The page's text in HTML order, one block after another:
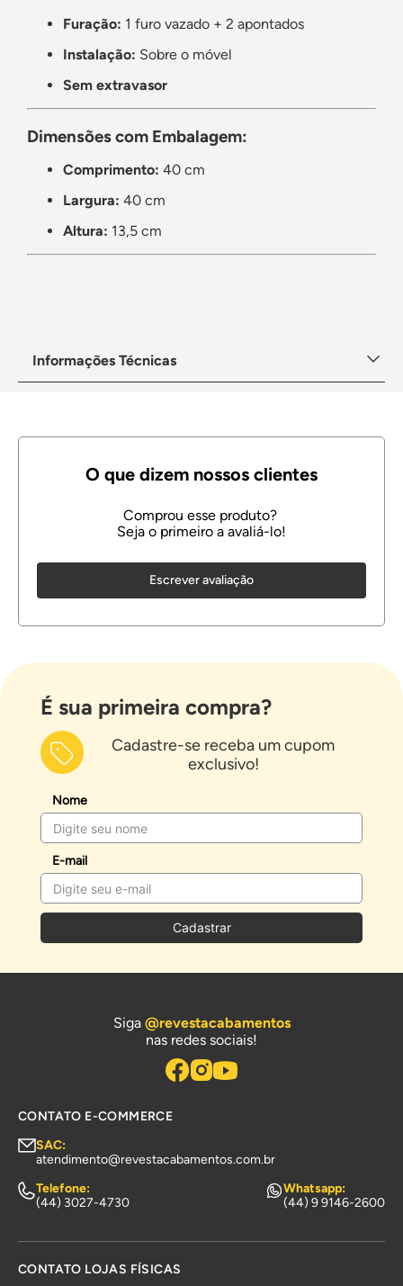
Furação: 1 furo vazado + 2 apontados
Instalação: Sobre o móvel
Sem extravasor
Dimensões com Embalagem:
Comprimento: 40 cm
Largura: 40 cm
Altura: 13,5 cm
Informações Técnicas
Escrever avaliação
É sua primeira compra?
Cadastre-se receba um cupom
exclusivo!
Nome
E-mail
Cadastrar
Siga @revestacabamentos
nas redes sociais!
CONTATO E-COMMERCE
SAC:
atendimento@revestacabamentos.com.br
Telefone:
(44) 3027-4730
Whatsapp:
(44) 9 9146-2600
CONTATO LOJAS FÍSICAS